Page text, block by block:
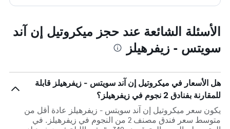
الأسئلة الشائعة عند حجز ميكروتيل إن آند
سويتس - زيفرهيلز
هل الأسعار في ميكروتيل إن آند سويتس - زيفرهيلز قابلة
للمقارنة بفنادق 2 نجوم في زيفرهيلز؟
يكون سعر ميكروتيل إن آند سويتس - زيفرهيلز عادة أقل من
متوسط ​​سعر فندق مصنف 2 من النجوم في زيفرهيلز. في